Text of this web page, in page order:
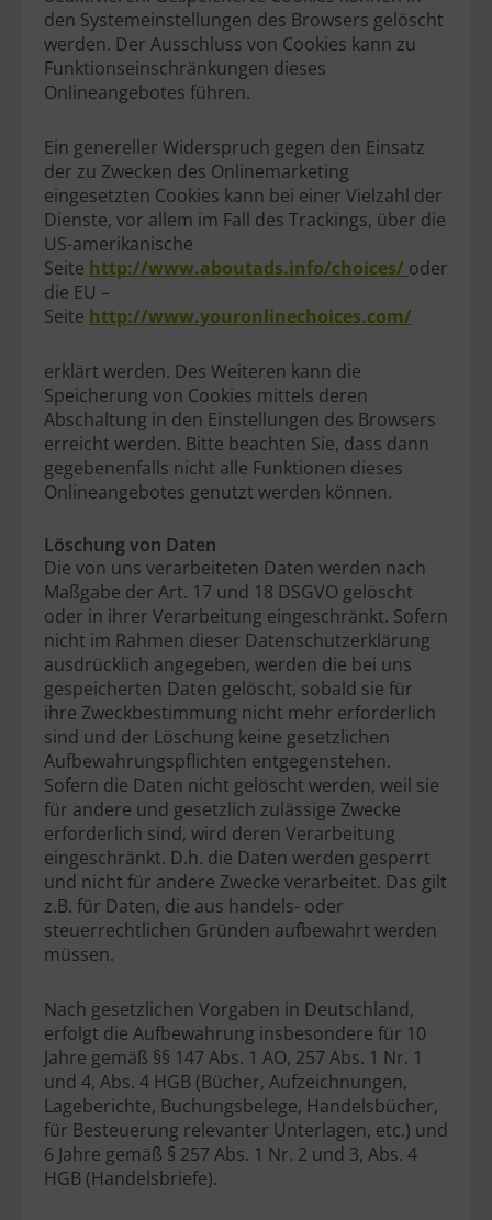
den Systemeinstellungen des Browsers gelöscht
werden. Der Ausschluss von Cookies kann zu
Funktionseinschränkungen dieses
Onlineangebotes führen.
Ein genereller Widerspruch gegen den Einsatz
der zu Zwecken des Onlinemarketing
eingesetzten Cookies kann bei einer Vielzahl der
Dienste, vor allem im Fall des Trackings, über die
US-amerikanische
Seite http://www.aboutads.info/choices/ oder
die EU –
Seite http://www.youronlinechoices.com/
erklärt werden. Des Weiteren kann die
Speicherung von Cookies mittels deren
Abschaltung in den Einstellungen des Browsers
erreicht werden. Bitte beachten Sie, dass dann
gegebenenfalls nicht alle Funktionen dieses
Onlineangebotes genutzt werden können.
Löschung von Daten
Die von uns verarbeiteten Daten werden nach
Maßgabe der Art. 17 und 18 DSGVO gelöscht
oder in ihrer Verarbeitung eingeschränkt. Sofern
nicht im Rahmen dieser Datenschutzerklärung
ausdrücklich angegeben, werden die bei uns
gespeicherten Daten gelöscht, sobald sie für
ihre Zweckbestimmung nicht mehr erforderlich
sind und der Löschung keine gesetzlichen
Aufbewahrungspflichten entgegenstehen.
Sofern die Daten nicht gelöscht werden, weil sie
für andere und gesetzlich zulässige Zwecke
erforderlich sind, wird deren Verarbeitung
eingeschränkt. D.h. die Daten werden gesperrt
und nicht für andere Zwecke verarbeitet. Das gilt
z.B. für Daten, die aus handels- oder
steuerrechtlichen Gründen aufbewahrt werden
müssen.
Nach gesetzlichen Vorgaben in Deutschland,
erfolgt die Aufbewahrung insbesondere für 10
Jahre gemäß §§ 147 Abs. 1 AO, 257 Abs. 1 Nr. 1
und 4, Abs. 4 HGB (Bücher, Aufzeichnungen,
Lageberichte, Buchungsbelege, Handelsbücher,
für Besteuerung relevanter Unterlagen, etc.) und
6 Jahre gemäß § 257 Abs. 1 Nr. 2 und 3, Abs. 4
HGB (Handelsbriefe).